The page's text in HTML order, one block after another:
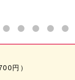
円）